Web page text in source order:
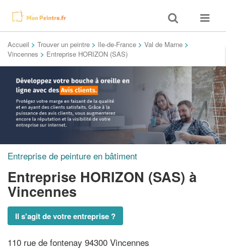
Toggle
search
Toggle
Accueil > Trouver un peintre > Ile-de-France > Val de Marne >
Vincennes > Entreprise HORIZON (SAS)
Entreprise de peinture en bâtiment
Entreprise HORIZON (SAS) à
Vincennes
Il s'agit de votre entreprise ?
110 rue de fontenay 94300 Vincennes